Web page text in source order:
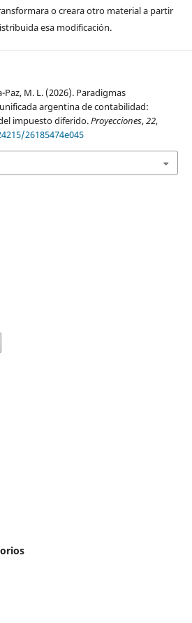
o creara otro material a partir
esa modificación.
Paz, M. L. (2026). Paradigmas
argentina de contabilidad:
impuesto diferido.Proyecciones,22,
26185474e045